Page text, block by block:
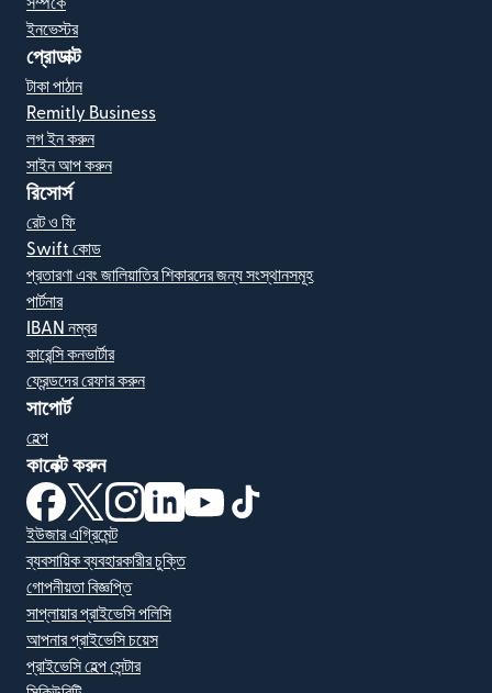
ইনভেস্টর
প্রোডাক্ট
টাকা পাঠান
Remitly Business
লগ ইন করুন
সাইন আপ করুন
রিসোর্স
রেট ও ফি
Swift কোড
প্রতারণা এবং জালিয়াতির শিকারদের জন্য সংস্থানসমূহ
পার্টনার
IBAN নম্বর
কারেন্সি কনভার্টার
ফ্রেন্ডদের রেফার করুন
সাপোর্ট
হেল্প
কানেক্ট করুন
(নতুন উইন্ডোতে খুলবে)
(নতুন উইন্ডোতে খুলবে)
(নতুন উইন্ডোতে খুলবে)
(নতুন উইন্ডোতে খুলবে)
(নতুন উইন্ডোতে খুলবে)
ইউজার এগ্রিমেন্ট
ব্যবসায়িক ব্যবহারকারীর চুক্তি
গোপনীয়তা বিজ্ঞপ্তি
সাপ্লায়ার প্রাইভেসি পলিসি
আপনার প্রাইভেসি চয়েস
প্রাইভেসি হেল্প সেন্টার